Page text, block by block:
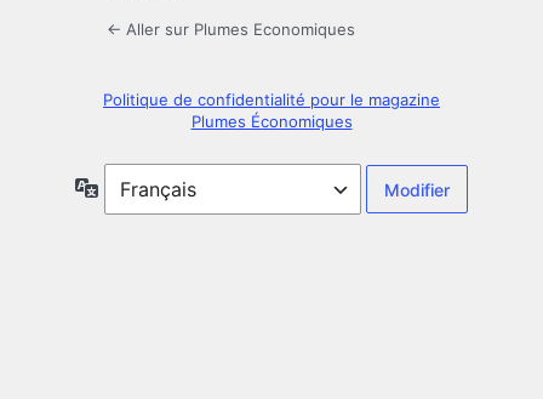
← Aller sur Plumes Economiques
Politique de confidentialité pour le magazine
Plumes Économiques
Langue